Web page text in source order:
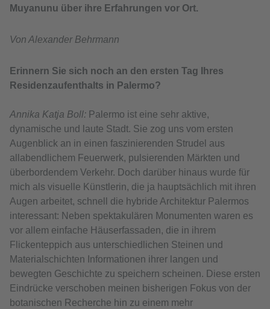
Muyanunu über ihre Erfahrungen vor Ort.
Von Alexander Behrmann
Erinnern Sie sich noch an den ersten Tag Ihres
Residenzaufenthalts in Palermo?
Annika Katja Boll: Palermo ist eine sehr aktive,
dynamische und laute Stadt. Sie zog uns vom ersten
Augenblick an in einen faszinierenden Strudel aus
allabendlichem Feuerwerk, pulsierenden Märkten und
überbordendem Verkehr. Doch darüber hinaus wurde für
mich als visuelle Künstlerin, die ja hauptsächlich mit ihren
Augen arbeitet, schnell die hybride Architektur Palermos
interessant: Neben spektakulären Monumenten waren es
vor allem einfache Häuserfassaden, die in ihrem
Flickenteppich aus unterschiedlichen Steinen und
Materialschichten Informationen ihrer langen und
bewegten Geschichte zu speichern scheinen. Diese ersten
Eindrücke verschoben meinen bisherigen Fokus von der
botanischen Recherche hin zu einem mehr